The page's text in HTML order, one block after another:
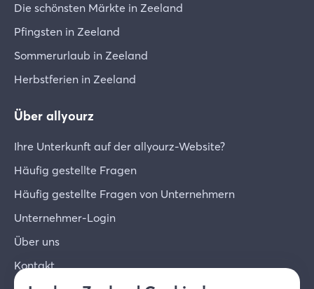
Die schönsten Märkte in Zeeland
Pfingsten in Zeeland
Sommerurlaub in Zeeland
Herbstferien in Zeeland
Über allyourz
Ihre Unterkunft auf der allyourz-Website?
Häufig gestellte Fragen
Häufig gestellte Fragen von Unternehmern
Unternehmer-Login
Über uns
Kontakt